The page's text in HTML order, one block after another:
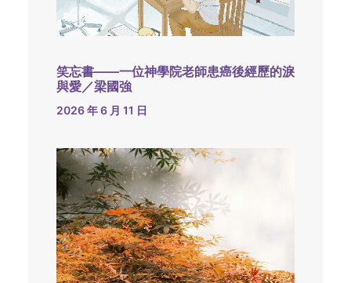
笑忘書——一位神學院老師患癌後經歷的淚
與愛／梁國強
2026 年 6 月 11 日